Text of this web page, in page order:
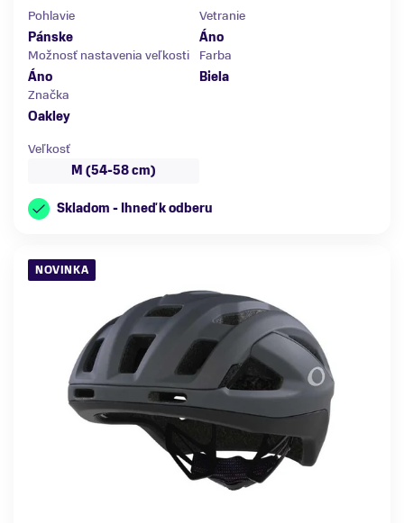
Pohlavie
Pánske
Vetranie
Áno
Možnosť nastavenia veľkosti
Áno
Farba
Biela
Značka
Oakley
Veľkosť
M (54-58 cm)
Skladom - Ihneď k odberu
NOVINKA